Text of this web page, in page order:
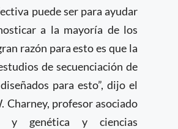
puede ser para ayudar
a la mayoría de los
razón para esto es que la
de secuenciación de
para esto”, dijo el
Charney, profesor asociado
y genética y ciencias